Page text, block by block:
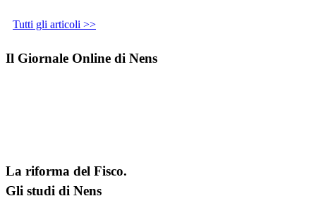
Tutti gli articoli >>
Il Giornale Online di Nens
La riforma del Fisco.
Gli studi di Nens